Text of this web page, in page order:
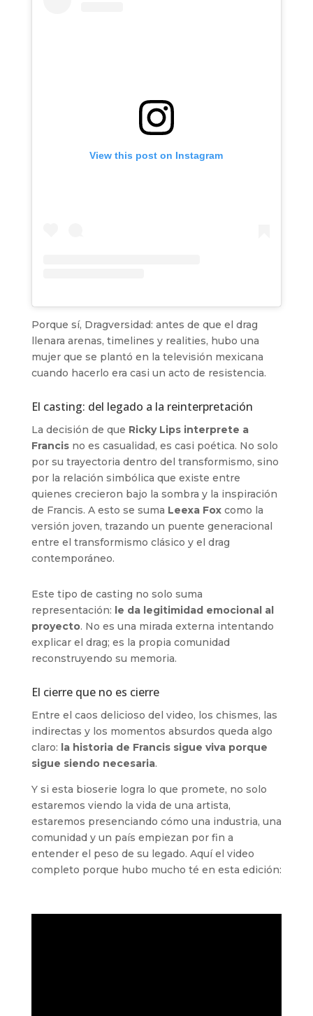
View this post on Instagram
Porque sí, Dragversidad: antes de que el drag
llenara arenas, timelines y realities, hubo una
mujer que se plantó en la televisión mexicana
cuando hacerlo era casi un acto de resistencia.
El casting: del legado a la reinterpretación
La decisión de que Ricky Lips interprete a
Francisno es casualidad, es casi poética. No solo
por su trayectoria dentro del transformismo, sino
por la relación simbólica que existe entre
quienes crecieron bajo la sombra y la inspiración
de Francis. A esto se suma Leexa Foxcomo la
versión joven, trazando un puente generacional
entre el transformismo clásico y el drag
contemporáneo.
Este tipo de casting no solo suma
representación: le da legitimidad emocional al
proyecto. No es una mirada externa intentando
explicar el drag; es la propia comunidad
reconstruyendo su memoria.
El cierre que no es cierre
Entre el caos delicioso del video, los chismes, las
indirectas y los momentos absurdos queda algo
claro: la historia de Francis sigue viva porque
sigue siendo necesaria.
Y si esta bioserie logra lo que promete, no solo
estaremos viendo la vida de una artista,
estaremos presenciando cómo una industria, una
comunidad y un país empiezan por fin a
entender el peso de su legado. Aquí el video
completo porque hubo mucho té en esta edición: